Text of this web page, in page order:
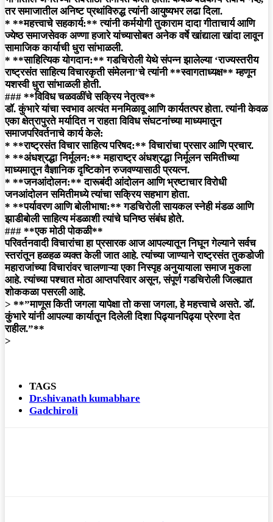
तर समाजातील अनिष्ट प्रथांविरुद्ध त्यांनी आयुष्यभर लढा दिला.
* **महत्त्वाचे सहकार्य:** त्यांनी कर्मयोगी तुकाराम दादा गीताचार्य आणि
ज्येष्ठ समाजसेवक अण्णा हजारे यांच्यासोबत अनेक वर्षे खांद्याला खांदा लावून
सामाजिक कार्याची धुरा सांभाळली.
* **साहित्यिक योगदान:** गडचिरोली येथे संपन्न झालेल्या ‘राज्यस्तरीय
राष्ट्रसंत साहित्य विचारकृती संमेलना’चे त्यांनी **स्वागताध्यक्ष** म्हणून
यशस्वी धुरा सांभाळली होती.
### **विविध चळवळींचे सक्रिय नेतृत्व**
डॉ. कुंभारे यांचा स्वभाव अत्यंत मनमिळावू आणि कार्यतत्पर होता. त्यांनी केवळ
एका क्षेत्रापुरते मर्यादित न राहता विविध संघटनांच्या माध्यमातून
समाजपरिवर्तनाचे कार्य केले:
* **राष्ट्रसंत विचार साहित्य परिषद:** विचारांचा प्रसार आणि प्रचार.
* **अंधश्रद्धा निर्मूलन:** महाराष्ट्र अंधश्रद्धा निर्मूलन समितीच्या
माध्यमातून वैज्ञानिक दृष्टिकोन रुजवण्यासाठी प्रयत्न.
* **जनआंदोलन:** दारूबंदी आंदोलन आणि भ्रष्टाचार विरोधी
जनआंदोलन समितीमध्ये त्यांचा सक्रिय सहभाग होता.
* **पर्यावरण आणि बोलीभाषा:** गडचिरोली सायकल स्नेही मंडळ आणि
झाडीबोली साहित्य मंडळाशी त्यांचे घनिष्ठ संबंध होते.
### **एक मोठी पोकळी**
परिवर्तनवादी विचारांचा हा प्रसारक आज आपल्यातून निघून गेल्याने सर्वच
स्तरांतून हळहळ व्यक्त केली जात आहे. त्यांच्या जाण्याने राष्ट्रसंत तुकडोजी
महाराजांच्या विचारांवर चालणाऱ्या एका निस्पृह अनुयायाला समाज मुकला
आहे. त्यांच्या पश्चात मोठा आप्तपरिवार असून, संपूर्ण गडचिरोली जिल्ह्यात
शोककळा पसरली आहे.
> **”माणूस किती जगला यापेक्षा तो कसा जगला, हे महत्त्वाचे असते. डॉ.
कुंभारे यांनी आपल्या कार्यातून दिलेली दिशा पिढ्यानपिढ्या प्रेरणा देत
राहील.”**
>
TAGS
Dr.shivanath kumabhare
Gadchiroli